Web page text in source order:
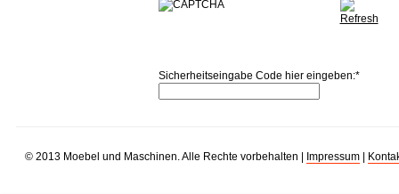
Sicherheitseingabe Code hier eingeben:*
© 2013 Moebel und Maschinen. Alle Rechte vorbehalten | Impressum|